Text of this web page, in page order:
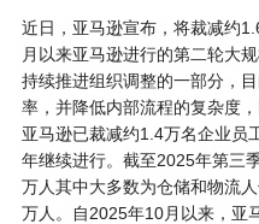
近日，亚马逊宣布，将裁减约
月以来亚马逊进行的第二轮大
持续推进组织调整的一部分，
率，并降低内部流程的复杂度
亚马逊已裁减约1.4万名企业员
年继续进行。截至2025年第三
万人其中大多数为仓储和物流
万人。自2025年10月以来，亚